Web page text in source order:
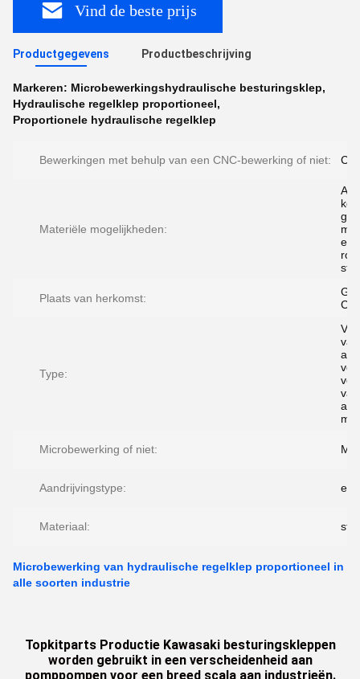
Vind de beste prijs
Productgegevens Productbeschrijving
Markeren: Microbewerkingshydraulische besturingsklep,
Hydraulische regelklep proportioneel,
Proportionele hydraulische regelklep
Bewerkingen met behulp van een CNC-bewerking of niet:
Materiële mogelijkheden:
Plaats van herkomst:
Type:
Microbewerking of niet:
Aandrijvingstype:
Materiaal:
Microbewerking van hydraulische regelklep proportioneel in
alle soorten industrie
Topkitparts Productie Kawasaki besturingskleppen
worden gebruikt in een verscheidenheid aan
pomppompen voor een breed scala aan industrieën.